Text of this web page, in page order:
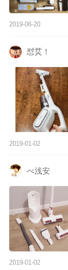
2019-06-20
怼烎！
2019-01-02
べ浅安
2019-01-02